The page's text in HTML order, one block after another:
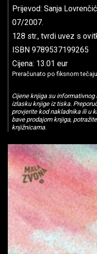
Prijevod: Sanja Lovrenčić
07/2007.
128 str., tvrdi uvez s
ISBN 9789537199265
Cijena: 13.01 eur
Preračunato po fiksnom
Cijene knjiga su
izlasku knjige iz tiska.
provjerite kod nakladnika ili u
bave prodajom knjiga,
knjižnicama.